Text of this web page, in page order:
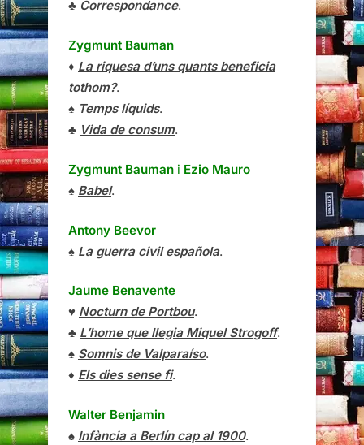
♣ Correspondance.
Zygmunt Bauman
♦ La riquesa d’uns quants beneficia
tothom?.
♠ Temps líquids.
♣ Vida de consum.
Zygmunt Bauman i Ezio Mauro
♠ Babel.
Antony Beevor
♠ La guerra civil española.
Jaume Benavente
♥ Nocturn de Portbou.
♣ L’home que llegia Miquel Strogoff.
♠ Somnis de Valparaíso.
♦ Els dies sense fi.
Walter Benjamin
♠ Infància a Berlín cap al 1900.